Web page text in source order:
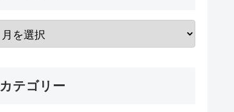
カテゴリー